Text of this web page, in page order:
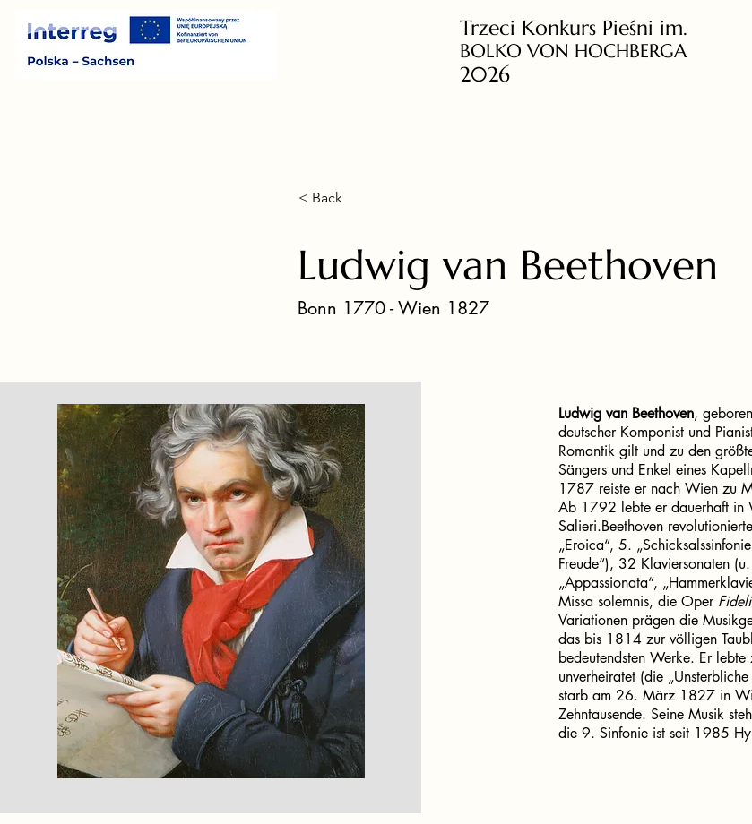
Trzeci Konkurs Pieśni im.
BOLKO VON HOCHBERGA
2026
< Back
Ludwig van Beethoven
Bonn 1770 - Wien 1827
Ludwig van Beethoven,
deutscher Komponist und
Romantik gilt und zu den
Sängers und Enkel eines
1787 reiste er nach Wien zu
Ab 1792 lebte er dauerhaft in
Salieri.Beethoven
„Eroica“, 5.
Freude“), 32 Klaviersonaten
„Appassionata“,
Missa solemnis, die Oper
Variationen prägen die
das bis 1814 zur völligen
bedeutendsten Werke. Er
unverheiratet (die
starb am 26. März 1827 in
Zehntausende. Seine Musik
die 9. Sinfonie ist seit 1985